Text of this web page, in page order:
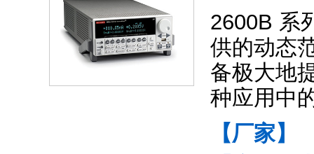
2600B 系
供的动态
备极大地
种应用中
【厂家】